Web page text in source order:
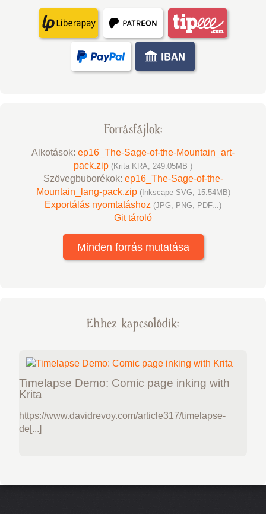
Forrásfájlok:
Alkotások: ep16_The-Sage-of-the-Mountain_art-
pack.zip (Krita KRA, 249.05MB )
Szövegbuborékok: ep16_The-Sage-of-the-
Mountain_lang-pack.zip (Inkscape SVG, 15.54MB)
Exportálás nyomtatáshoz (JPG, PNG, PDF...)
Git tároló
Minden forrás mutatása
Ehhez kapcsolódik:
Timelapse Demo: Comic page inking with
Krita
https://www.davidrevoy.com/article317/timelapse-
de[...]